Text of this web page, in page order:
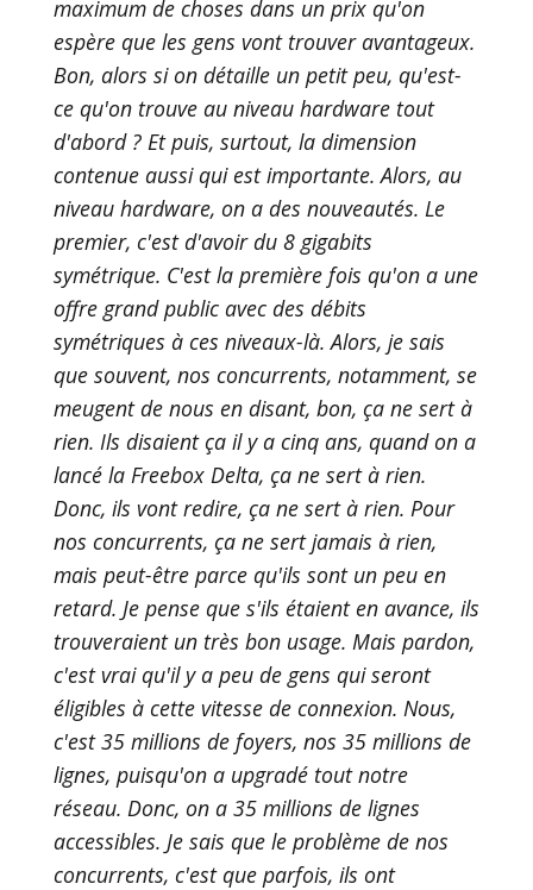
maximum de choses dans un prix qu'on
espère que les gens vont trouver avantageux.
Bon, alors si on détaille un petit peu, qu'est-
ce qu'on trouve au niveau hardware tout
d'abord ? Et puis, surtout, la dimension
contenue aussi qui est importante. Alors, au
niveau hardware, on a des nouveautés. Le
premier, c'est d'avoir du 8 gigabits
symétrique. C'est la première fois qu'on a une
offre grand public avec des débits
symétriques à ces niveaux-là. Alors, je sais
que souvent, nos concurrents, notamment, se
meugent de nous en disant, bon, ça ne sert à
rien. Ils disaient ça il y a cinq ans, quand on a
lancé la Freebox Delta, ça ne sert à rien.
Donc, ils vont redire, ça ne sert à rien. Pour
nos concurrents, ça ne sert jamais à rien,
mais peut-être parce qu'ils sont un peu en
retard. Je pense que s'ils étaient en avance, ils
trouveraient un très bon usage. Mais pardon,
c'est vrai qu'il y a peu de gens qui seront
éligibles à cette vitesse de connexion. Nous,
c'est 35 millions de foyers, nos 35 millions de
lignes, puisqu'on a upgradé tout notre
réseau. Donc, on a 35 millions de lignes
accessibles. Je sais que le problème de nos
concurrents, c'est que parfois, ils ont